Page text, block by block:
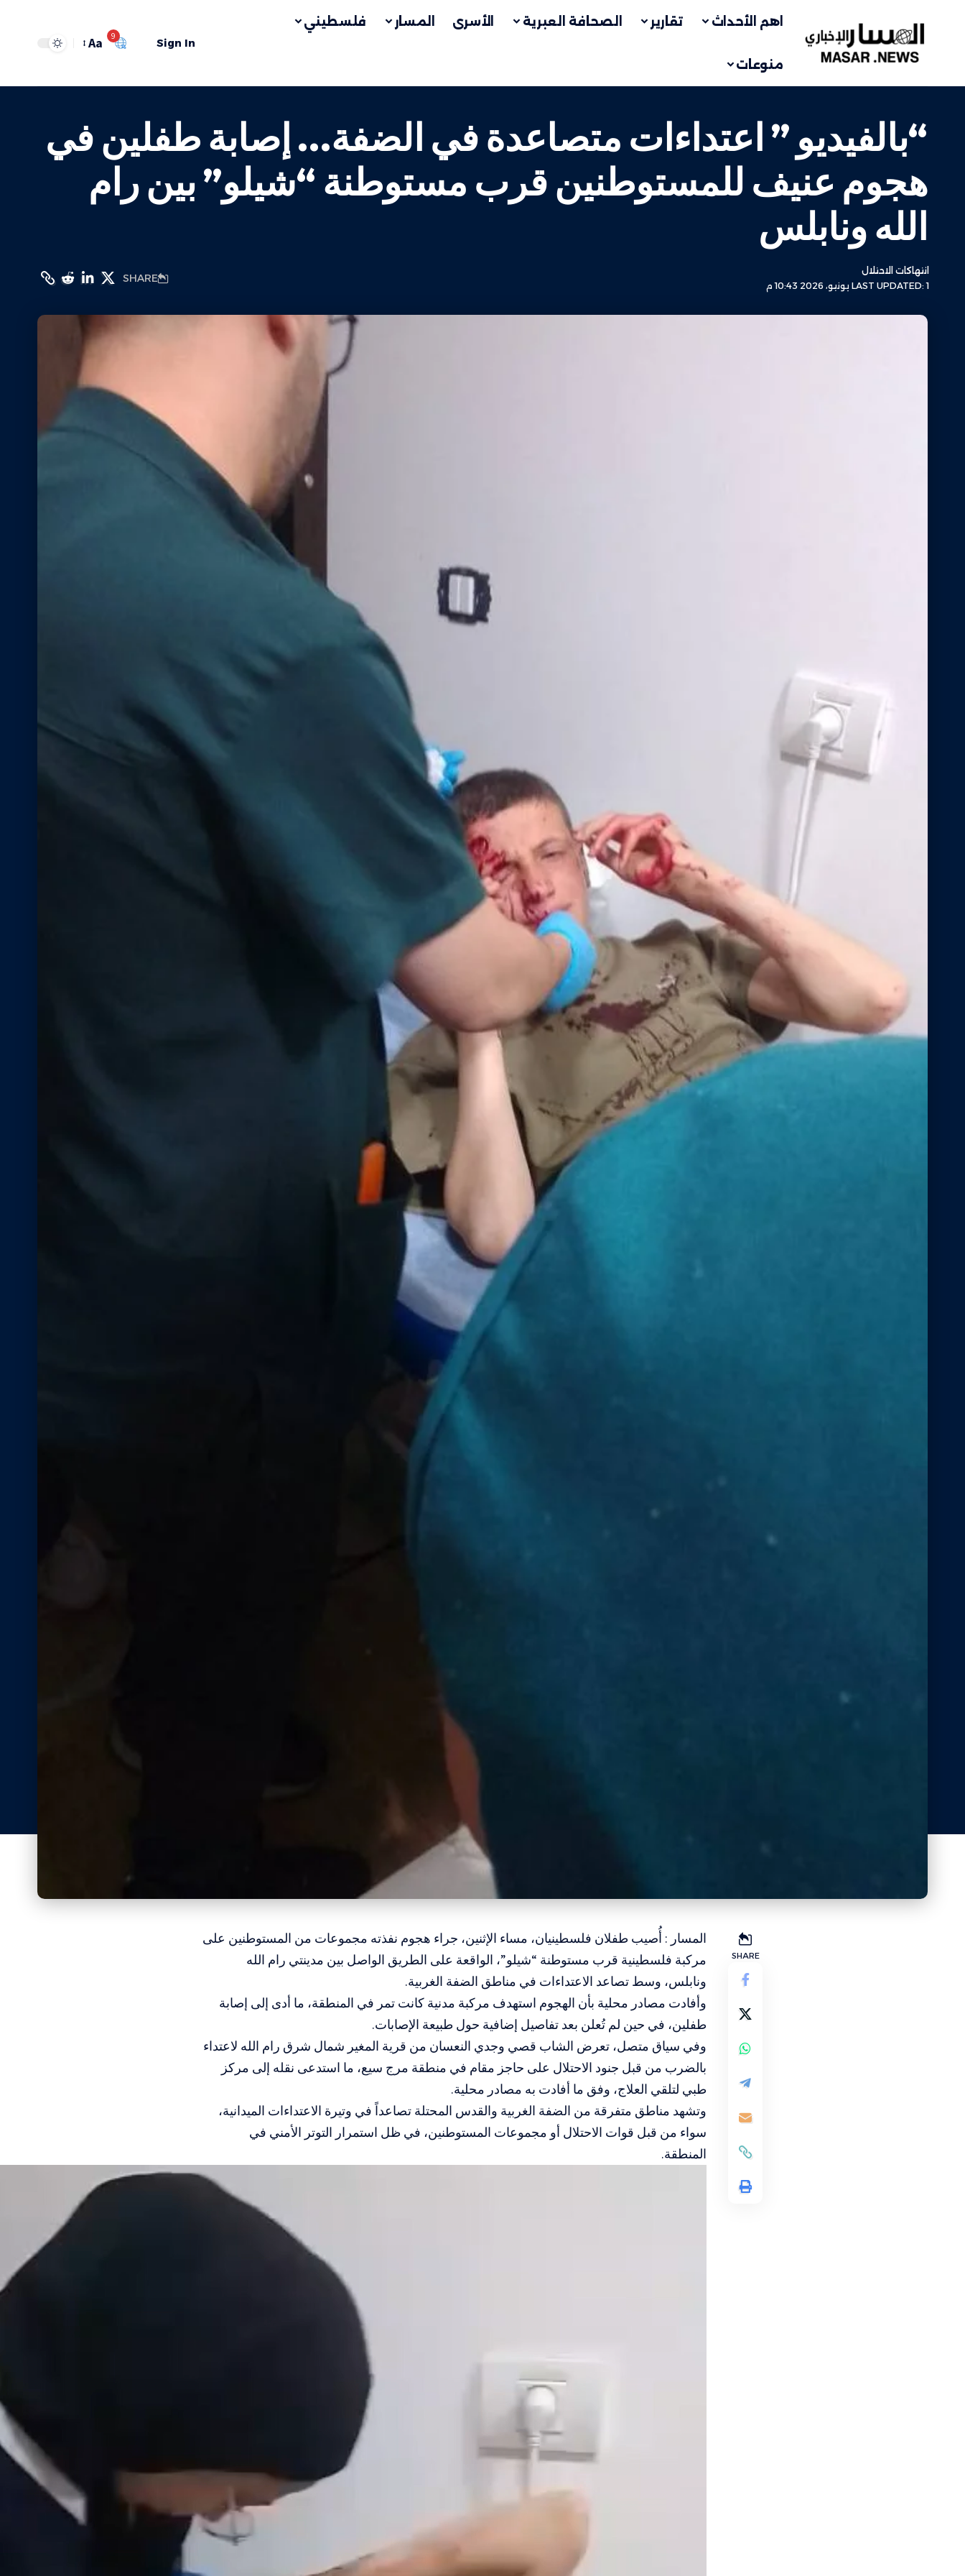
اهم الأحداث تقارير الصحافة العبرية الأسرى المسار فلسطيني
منوعات
Sign In
9
Aa
“بالفيديو ” اعتداءات متصاعدة في الضفة… إصابة طفلين في
هجوم عنيف للمستوطنين قرب مستوطنة “شيلو” بين رام
الله ونابلس
LAST UPDATED: 1 يونيو، 2026 10:43 م
انتهاكات الاحتلال
SHARE
SHARE
المسار : أُصيب طفلان فلسطينيان، مساء الإثنين، جراء هجوم نفذته مجموعات من المستوطنين على
مركبة فلسطينية قرب مستوطنة “شيلو”، الواقعة على الطريق الواصل بين مدينتي رام الله
ونابلس، وسط تصاعد الاعتداءات في مناطق الضفة الغربية.
وأفادت مصادر محلية بأن الهجوم استهدف مركبة مدنية كانت تمر في المنطقة، ما أدى إلى إصابة
طفلين، في حين لم تُعلن بعد تفاصيل إضافية حول طبيعة الإصابات.
وفي سياق متصل، تعرض الشاب قصي وجدي النعسان من قرية المغير شمال شرق رام الله لاعتداء
بالضرب من قبل جنود الاحتلال على حاجز مقام في منطقة مرج سيع، ما استدعى نقله إلى مركز
طبي لتلقي العلاج، وفق ما أفادت به مصادر محلية.
وتشهد مناطق متفرقة من الضفة الغربية والقدس المحتلة تصاعداً في وتيرة الاعتداءات الميدانية،
سواء من قبل قوات الاحتلال أو مجموعات المستوطنين، في ظل استمرار التوتر الأمني في
المنطقة.